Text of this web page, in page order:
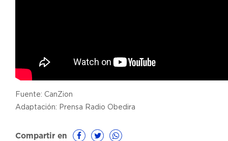
Fuente: CanZion
Adaptación: Prensa Radio Obedira
Compartir en